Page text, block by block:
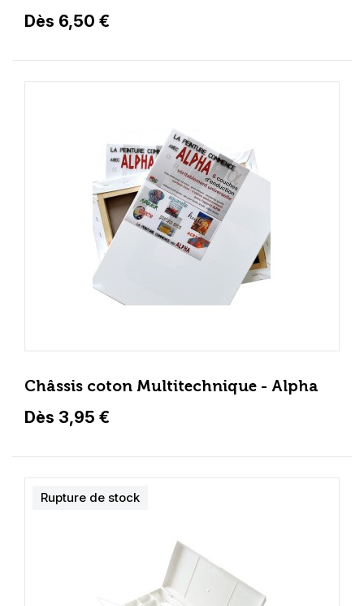
Dès 6,50 €
Châssis coton Multitechnique - Alpha
Dès 3,95 €
Rupture de stock